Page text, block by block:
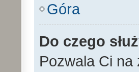
Góra
Do czego
Pozwala Ci